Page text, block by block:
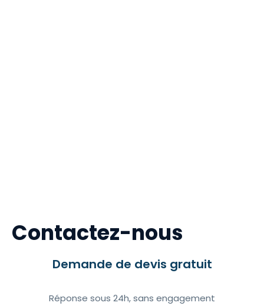
Contactez-nous
Demande de devis gratuit
Réponse sous 24h, sans engagement